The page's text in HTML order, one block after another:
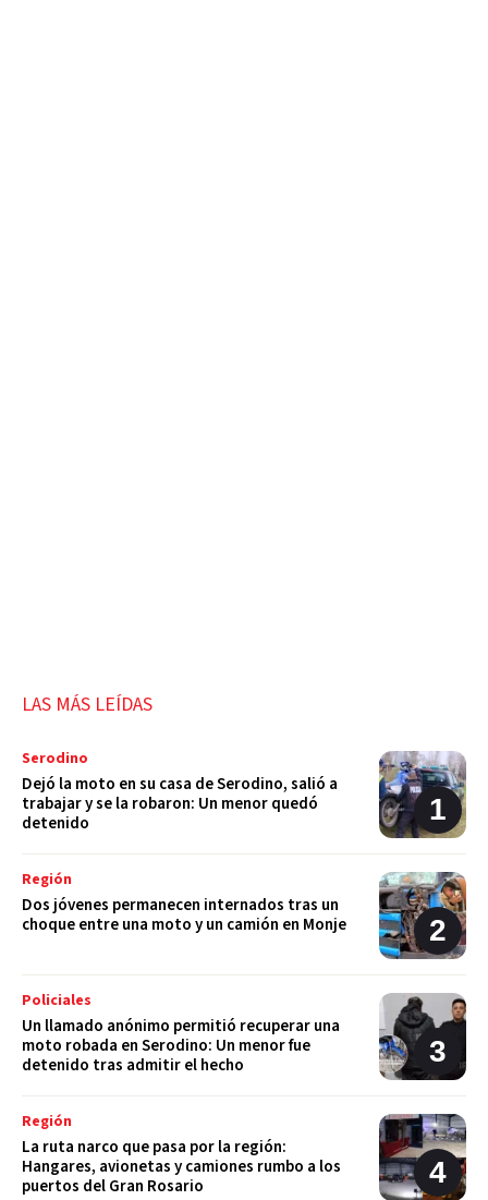
LAS MÁS LEÍDAS
Serodino
Dejó la moto en su casa de Serodino, salió a
trabajar y se la robaron: Un menor quedó
detenido
Región
Dos jóvenes permanecen internados tras un
choque entre una moto y un camión en Monje
Policiales
Un llamado anónimo permitió recuperar una
moto robada en Serodino: Un menor fue
detenido tras admitir el hecho
Región
La ruta narco que pasa por la región:
Hangares, avionetas y camiones rumbo a los
puertos del Gran Rosario